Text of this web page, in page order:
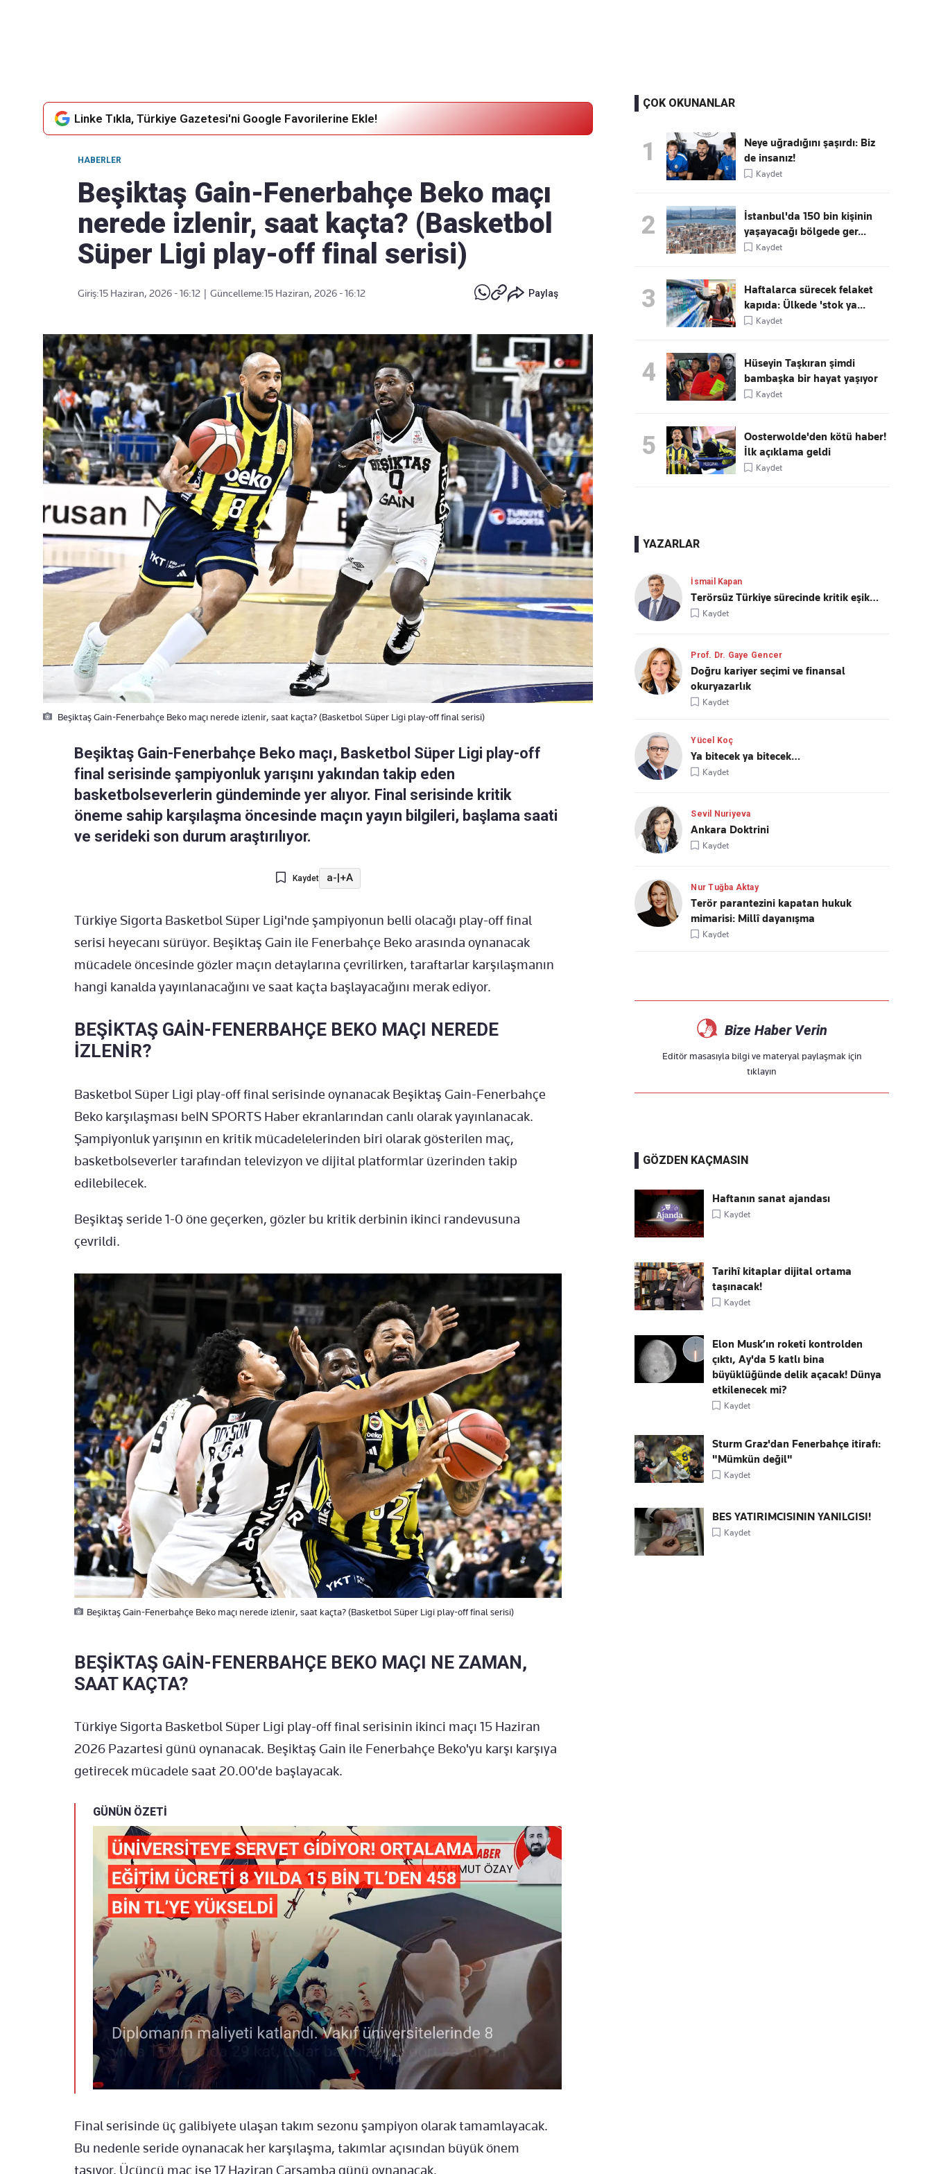
Linke Tıkla, Türkiye Gazetesi'ni Google Favorilerine Ekle!
HABERLER
Beşiktaş Gain-Fenerbahçe Beko maçı
nerede izlenir, saat kaçta? (Basketbol
Süper Ligi play-off final serisi)
Giriş:15 Haziran, 2026 - 16:12 Güncelleme:15 Haziran, 2026 - 16:12 Paylaş
Beşiktaş Gain-Fenerbahçe Beko maçı nerede izlenir, saat kaçta? (Basketbol Süper Ligi play-off final serisi)
Beşiktaş Gain-Fenerbahçe Beko maçı, Basketbol Süper Ligi play-off
final serisinde şampiyonluk yarışını yakından takip eden
basketbolseverlerin gündeminde yer alıyor. Final serisinde kritik
öneme sahip karşılaşma öncesinde maçın yayın bilgileri, başlama saati
ve serideki son durum araştırılıyor.
Kaydet a-|+A
Türkiye Sigorta Basketbol Süper Ligi'nde şampiyonun belli olacağı play-off final
serisi heyecanı sürüyor. Beşiktaş Gain ile Fenerbahçe Beko arasında oynanacak
mücadele öncesinde gözler maçın detaylarına çevrilirken, taraftarlar karşılaşmanın
hangi kanalda yayınlanacağını ve saat kaçta başlayacağını merak ediyor.
BEŞİKTAŞ GAİN-FENERBAHÇE BEKO MAÇI NEREDE
İZLENİR?
Basketbol Süper Ligi play-off final serisinde oynanacak Beşiktaş Gain-Fenerbahçe
Beko karşılaşması beIN SPORTS Haber ekranlarından canlı olarak yayınlanacak.
Şampiyonluk yarışının en kritik mücadelelerinden biri olarak gösterilen maç,
basketbolseverler tarafından televizyon ve dijital platformlar üzerinden takip
edilebilecek.
Beşiktaş seride 1-0 öne geçerken, gözler bu kritik derbinin ikinci randevusuna
çevrildi.
Beşiktaş Gain-Fenerbahçe Beko maçı nerede izlenir, saat kaçta? (Basketbol Süper Ligi play-off final serisi)
BEŞİKTAŞ GAİN-FENERBAHÇE BEKO MAÇI NE ZAMAN,
SAAT KAÇTA?
Türkiye Sigorta Basketbol Süper Ligi play-off final serisinin ikinci maçı 15 Haziran
2026 Pazartesi günü oynanacak. Beşiktaş Gain ile Fenerbahçe Beko'yu karşı karşıya
getirecek mücadele saat 20.00'de başlayacak.
GÜNÜN ÖZETİ
Final serisinde üç galibiyete ulaşan takım sezonu şampiyon olarak tamamlayacak.
Bu nedenle seride oynanacak her karşılaşma, takımlar açısından büyük önem
taşıyor. Üçüncü maç ise 17 Haziran Çarşamba günü oynanacak.
ÇOK OKUNANLAR
1
Neye uğradığını şaşırdı: Biz
de insanız!
Kaydet
2
İstanbul'da 150 bin kişinin
yaşayacağı bölgede ger...
Kaydet
3
Haftalarca sürecek felaket
kapıda: Ülkede 'stok ya...
Kaydet
4
Hüseyin Taşkıran şimdi
bambaşka bir hayat yaşıyor
Kaydet
5
Oosterwolde'den kötü haber!
İlk açıklama geldi
Kaydet
YAZARLAR
İsmail Kapan
Terörsüz Türkiye sürecinde kritik eşik…
Kaydet
Prof. Dr. Gaye Gencer
Doğru kariyer seçimi ve finansal
okuryazarlık
Kaydet
Yücel Koç
Ya bitecek ya bitecek…
Kaydet
Sevil Nuriyeva
Ankara Doktrini
Kaydet
Nur Tuğba Aktay
Terör parantezini kapatan hukuk
mimarisi: Millî dayanışma
Kaydet
Bize Haber Verin
Editör masasıyla bilgi ve materyal paylaşmak için
tıklayın
GÖZDEN KAÇMASIN
Haftanın sanat ajandası
Kaydet
Tarihî kitaplar dijital ortama
taşınacak!
Kaydet
Elon Musk’ın roketi kontrolden
çıktı, Ay'da 5 katlı bina
büyüklüğünde delik açacak! Dünya
etkilenecek mi?
Kaydet
Sturm Graz'dan Fenerbahçe itirafı:
"Mümkün değil"
Kaydet
BES YATIRIMCISININ YANILGISI!
Kaydet